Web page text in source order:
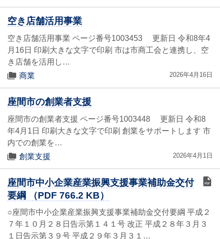
空き店舗活用事業
空き店舗活用事業 ページ番号1003453 更新日 令和8年4
月16日 印刷大きな文字で印刷 市は市商工会と連携し、空
き店舗を活用し…
商業
2026年4月16日
座間市の創業者支援
座間市の創業者支援 ページ番号1003448 更新日 令和8
年4月1日 印刷大きな文字で印刷 創業をサポートします 市
内での創業を…
創業支援
2026年4月1日
座間市中小企業産業振興支援事業補助金交付
要綱 （PDF 766.2 KB）
○座間市中小企業産業振興支援事業補助金交付要綱 平成２
７年１０月２８日告示第１４１号 改正 平成２８年３月３
１日告示第３９号 平成２９年３月３１…